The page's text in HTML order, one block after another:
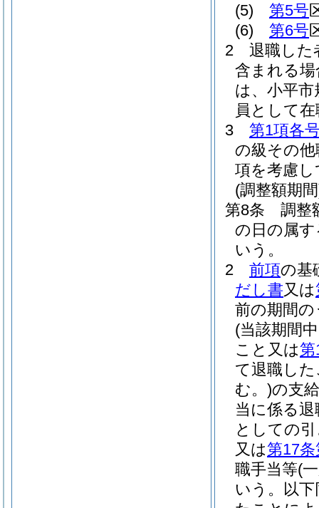
(5)
第5号
(6)
第6号
2
退職した
含まれる
は、小平
員として
3
第1項各
の級その
項を考慮
(調整額期
第8条
調整
の日の属
いう。
2
前項の基
だし書又は
前の期間
(当該期間
こと又は第
て退職し
む。)の支
当に係る
としての
又は第17
職手当等(
いう。以下